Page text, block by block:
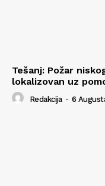
Tešanj: Požar
lokalizovan uz
Redakcija - 6